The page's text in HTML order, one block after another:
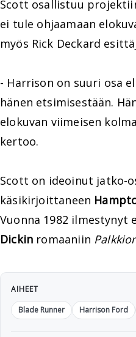
Scott osallistuu
ei tule ohjaamaan
myös Rick Deckard
- Harrison on suuri osa
hänen etsimisestään.
elokuvan viimeisen
kertoo.
Scott on ideoinut jatko-
käsikirjoittaneen
Vuonna 1982 ilmestynyt
Dickin romaaniin
AIHEET
Blade Runner
Harrison Ford